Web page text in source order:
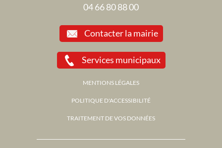
04 66 80 88 00
Contacter la mairie
Services municipaux
MENTIONS LÉGALES
POLITIQUE D'ACCESSIBILITÉ
TRAITEMENT DE VOS DONNÉES